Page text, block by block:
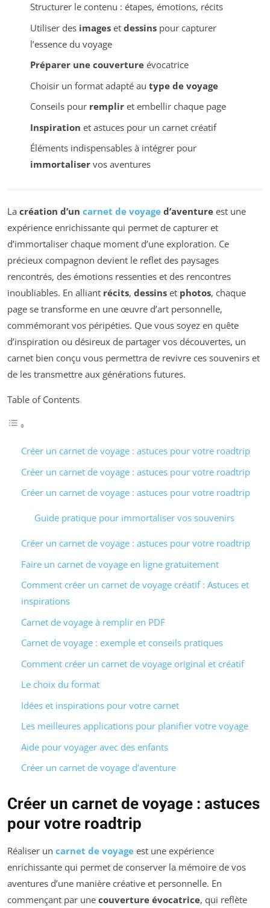
Structurer le contenu : étapes, émotions, récits
Utiliser des imageset dessinspour capturer
l’essence du voyage
Préparer une couvertureévocatrice
Choisir un format adapté au type de voyage
Conseils pour rempliret embellir chaque page
Inspiration et astuces pour un carnet créatif
Éléments indispensables à intégrer pour
immortaliservos aventures
La création d’un carnet de voyage d’aventure est une
expérience enrichissante qui permet de capturer et
d’immortaliser chaque moment d’une exploration. Ce
précieux compagnon devient le reflet des paysages
rencontrés, des émotions ressenties et des rencontres
inoubliables. En alliant récits, dessins et photos, chaque
page se transforme en une œuvre d’art personnelle,
commémorant vos péripéties. Que vous soyez en quête
d’inspiration ou désireux de partager vos découvertes, un
carnet bien conçu vous permettra de revivre ces souvenirs et
de les transmettre aux générations futures.
Table of Contents
Créer un carnet de voyage : astuces pour votre roadtrip
Créer un carnet de voyage : astuces pour votre roadtrip
Créer un carnet de voyage : astuces pour votre roadtrip
Guide pratique pour immortaliser vos souvenirs
Créer un carnet de voyage : astuces pour votre roadtrip
Faire un carnet de voyage en ligne gratuitement
Comment créer un carnet de voyage créatif : Astuces et
inspirations
Carnet de voyage à remplir en PDF
Carnet de voyage : exemple et conseils pratiques
Comment créer un carnet de voyage original et créatif
Le choix du format
Idées et inspirations pour votre carnet
Les meilleures applications pour planifier votre voyage
Aide pour voyager avec des enfants
Créer un carnet de voyage d’aventure
Créer un carnet de voyage : astuces
pour votre roadtrip
Réaliser un carnet de voyage est une expérience
enrichissante qui permet de conserver la mémoire de vos
aventures d’une manière créative et personnelle. En
commençant par une couverture évocatrice, qui reflète